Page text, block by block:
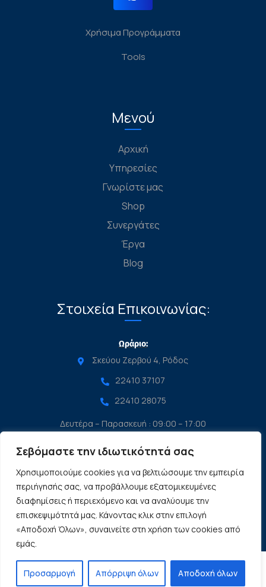
Σεβόμαστε την ιδιωτικότητά σας
Χρησιμοποιούμε cookies για να βελτιώσουμε την εμπειρία
περιήγησής σας, να προβάλλουμε εξατομικευμένες
διαφημίσεις ή περιεχόμενο και να αναλύουμε την
επισκεψιμότητά μας. Κάνοντας κλικ στην επιλογή
«Αποδοχή Όλων», συναινείτε στη χρήση των cookies από
εμάς.
Προσαρμογή Απόρριψη όλων Αποδοχή όλων
Χρήσιμα Προγράμματα
Tools
Μενού
Αρχική
Υπηρεσίες
Γνωρίστε μας
Shop
Συνεργάτες
Έργα
Blog
Στοιχεία Επικοινωνίας:
Ωράριο:
Σκεύου Ζερβού 4, Ρόδος
22410 37107
22410 28075
Δευτέρα – Παρασκευή : 09:00 – 17:00
Κυριακή : Κλειστά
© 2024-2026 copyexperts.gr All rights reserved.